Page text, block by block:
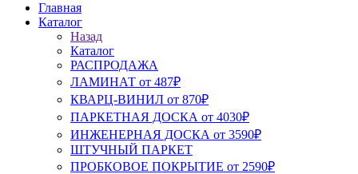
Главная
Каталог
Назад
Каталог
РАСПРОДАЖА
ЛАМИНАТ от 487₽
КВАРЦ-ВИНИЛ от 870₽
ПАРКЕТНАЯ ДОСКА от 4030₽
ИНЖЕНЕРНАЯ ДОСКА от 3590₽
ШТУЧНЫЙ ПАРКЕТ
ПРОБКОВОЕ ПОКРЫТИЕ от 2590₽